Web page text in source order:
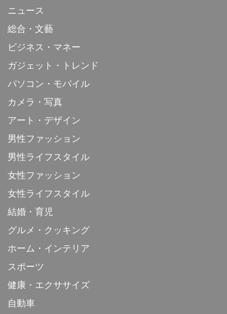
ニュース
総合・文藝
ビジネス・マネー
ガジェット・トレンド
パソコン・モバイル
カメラ・写真
アート・デザイン
男性ファッション
男性ライフスタイル
女性ファッション
女性ライフスタイル
結婚・育児
グルメ・クッキング
ホーム・インテリア
スポーツ
健康・エクササイズ
自動車